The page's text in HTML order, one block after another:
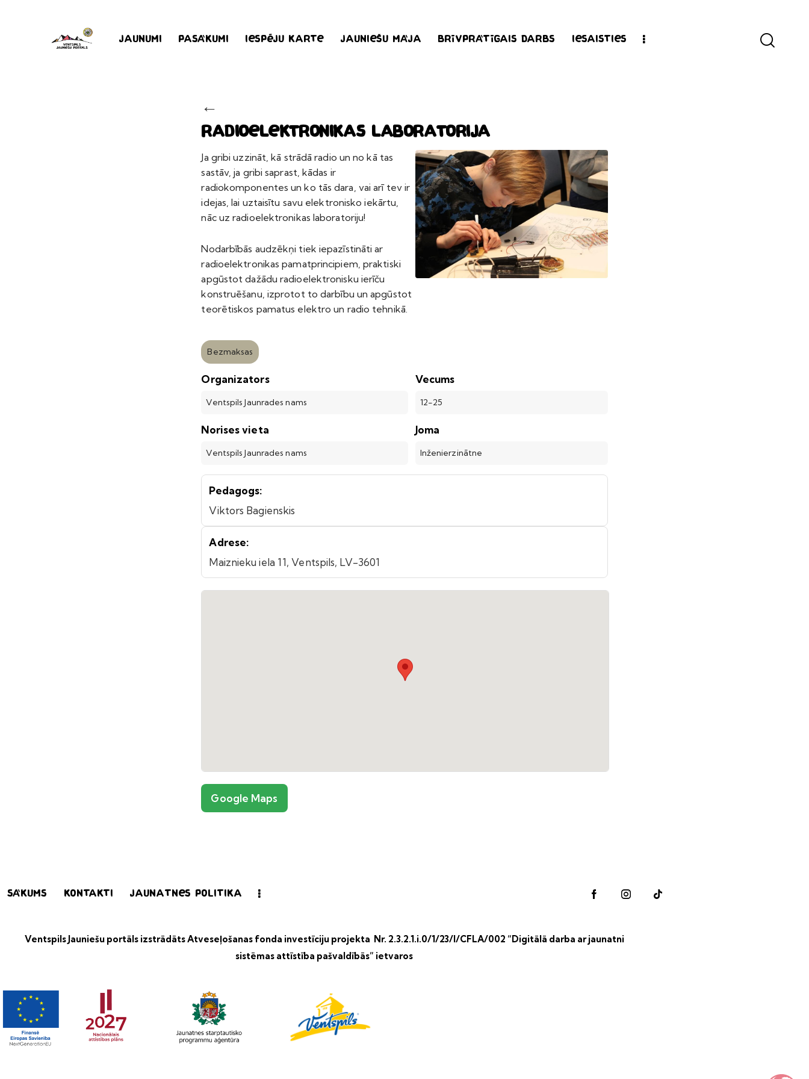
Jaunumi Pasākumi Iespēju karte Jauniešu māja Brīvprātīgais darbs Iesaisties
←
Radioelektronikas laboratorija
Ja gribi uzzināt, kā strādā radio un no kā tas
sastāv, ja gribi saprast, kādas ir
radiokomponentes un ko tās dara, vai arī tev ir
idejas, lai uztaisītu savu elektronisko iekārtu,
nāc uz radioelektronikas laboratoriju!
Nodarbībās audzēkņi tiek iepazīstināti ar
radioelektronikas pamatprincipiem, praktiski
apgūstot dažādu radioelektronisku ierīču
konstruēšanu, izprotot to darbību un apgūstot
teorētiskos pamatus elektro un radio tehnikā.
Bezmaksas
Organizators
Ventspils Jaunrades nams
Norises vieta
Ventspils Jaunrades nams
Vecums
12-25
Joma
Inženierzinātne
Pedagogs:
Viktors Bagienskis
Adrese:
Maiznieku iela 11, Ventspils, LV-3601
Google Maps
Sākums Kontakti Jaunatnes politika
Ventspils Jauniešu portāls izstrādātsAtveseļošanas fonda investīciju projekta Nr. 2.3.2.1.i.0/1/23/I/CFLA/002 “Digitālā darba ar jaunatni
sistēmas attīstība pašvaldībās” ietvaros